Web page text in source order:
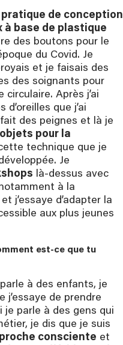
pratique de conception
à base de plastique
des boutons pour le
du Covid. Je
et je faisais des
des soignants pour
circulaire. Après j’ai
que j’ai
des peignes et là je
pour la
technique que je
Je
là-dessus avec
à la
j’essaye d’adapter la
aux plus jeunes
est-ce que tu
à des enfants, je
j’essaye de prendre
je parle à des gens qui
je dis que je suis
consciente et